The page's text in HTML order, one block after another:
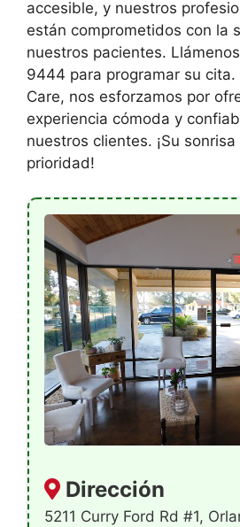
accesible, y nuestros
están comprometidos con la
nuestros pacientes.
9444 para programar su cita.
Care, nos esforzamos por
experiencia cómoda y
nuestros clientes. ¡Su
prioridad!
Dirección
5211 Curry Ford Rd #1,